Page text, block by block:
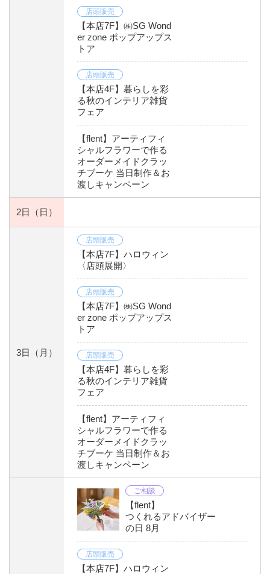
店頭販売
【本店7F】㈱SG Wond
er zone ポップアップス
トア
店頭販売
【本店4F】暮らしを彩
る秋のインテリア雑貨
フェア
【flent】アーティフィ
シャルフラワーで作る
オーダーメイドクラッ
チブーケ 当日制作＆お
渡しキャンペーン
2日 （日）
3日 （月）
店頭販売
【本店7F】ハロウィン
〈店頭展開〉
店頭販売
【本店7F】㈱SG Wond
er zone ポップアップス
トア
店頭販売
【本店4F】暮らしを彩
る秋のインテリア雑貨
フェア
【flent】アーティフィ
シャルフラワーで作る
オーダーメイドクラッ
チブーケ 当日制作＆お
渡しキャンペーン
ご相談
【flent】
つくれるアドバイザー
の日 8月
店頭販売
【本店7F】ハロウィン